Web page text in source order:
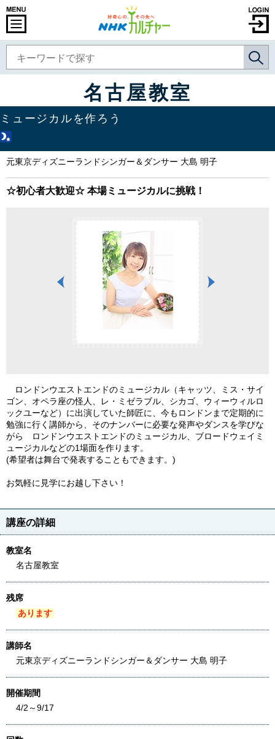
名古屋教室
ミュージカルを作ろう
元東京ディズニーランドシンガー＆ダンサー 大島 明子
☆初心者大歓迎☆ 本場ミュージカルに挑戦！
ロンドンウエストエンドのミュージカル（キャッツ、ミス・サイ
ゴン、オペラ座の怪人、レ・ミゼラブル、シカゴ、ウィーウィルロ
ックユーなど）に出演していた師匠に、今もロンドンまで定期的に
勉強に行く講師から、そのナンバーに必要な発声やダンスを学びな
がら ロンドンウエストエンドのミュージカル、ブロードウェイミ
ュージカルなどの1場面を作ります。
(希望者は舞台で発表することもできます。)
お気軽に見学にお越し下さい！
講座の詳細
教室名
名古屋教室
残席
あります
講師名
元東京ディズニーランドシンガー＆ダンサー 大島 明子
開催期間
4/2～9/17